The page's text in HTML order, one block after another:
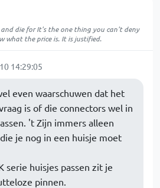
die for It's the one thing you can't deny
what the price is. It is justified.
14:29:05
even waarschuwen dat het
is of die connectors wel in
't Zijn immers alleen
je nog in een huisje moet
serie huisjes passen zit je
pinnen.